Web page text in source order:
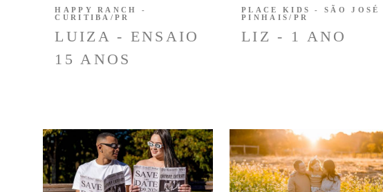
LUIZA - ENSAIO
15 ANOS
HAPPY RANCH -
CURITIBA/PR
LIZ - 1 ANO
PLACE KIDS - SÃO JOSÉ
PINHAIS/PR